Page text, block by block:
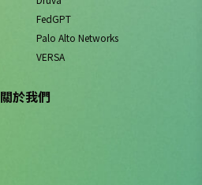
FedGPT
Palo Alto Networks
VERSA
關於我們